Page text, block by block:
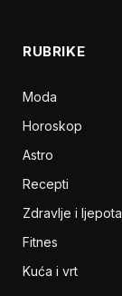
RUBRIKE
Moda
Horoskop
Astro
Recepti
Zdravlje i ljepota
Fitnes
Kuća i vrt